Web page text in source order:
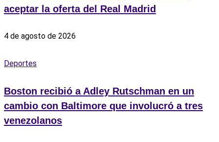
aceptar la oferta del Real Madrid
4 de agosto de 2026
Deportes
Boston recibió a Adley Rutschman en un
cambio con Baltimore que involucró a tres
venezolanos